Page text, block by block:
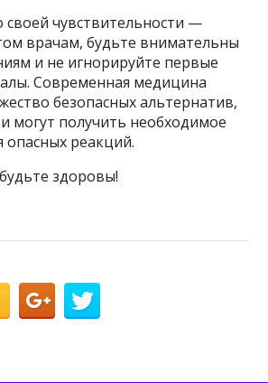
своей чувствительности —
врачам, будьте внимательны
и не игнорируйте первые
Современная медицина
безопасных альтернатив,
могут получить необходимое
опасных реакций.
здоровы!